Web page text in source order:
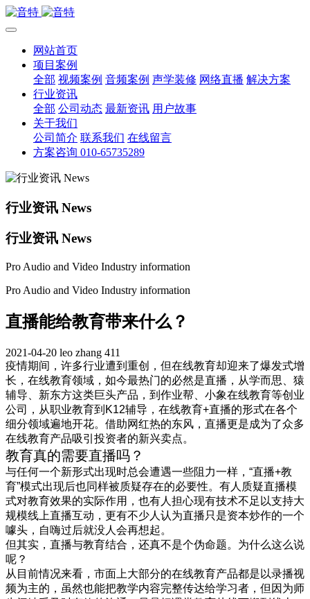
网站首页
项目案例
全部 视频案例 音频案例 声学装修 网络直播 解决方案
行业资讯
全部 公司动态 最新资讯 用户故事
关于我们
公司简介 联系我们 在线留言
方案咨询 010-65735289
行业资讯 News
行业资讯 News
Pro Audio and Video Industry information
Pro Audio and Video Industry information
直播能给教育带来什么？
2021-04-20 leo zhang 411
疫情期间，许多行业遭到重创，但在线教育却迎来了爆发式增
长，在线教育领域，如今最热门的必然是直播，从学而思、猿
辅导、新东方这类巨头产品，到作业帮、小象在线教育等创业
公司，从职业教育到 K12辅导，在线教育+直播的形式在各个
细分领域遍地开花。借助网红热的东风，直播更是成为了众多
在线教育产品吸引投资者的新兴卖点。
教育真的需要直播吗？
与任何一个新形式出现时总会遭遇一些阻力一样， “直播+教
育”模式出现后也同样被质疑存在的必要性。有人质疑直播模
式对教育效果的实际作用，也有人担心现有技术不足以支持大
规模线上直播互动，更有不少人认为直播只是资本炒作的一个
噱头，自嗨过后就没人会再想起。
但其实，直播与教育结合，还真不是个伪命题。为什么这么说
呢？
从目前情况来看，市面上大部分的在线教育产品都是以录播视
频为主的，虽然也能把教学内容完整传达给学习者，但因为师